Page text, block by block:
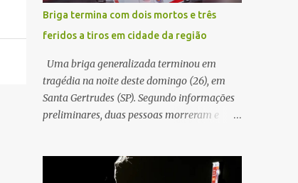
impacto. Com a violência da colisão, o
motociclista foi arremessado ao solo.
Testemunhas relataram que o capacete teria
se desprendido durante o acidente. O jovem
sofreu ferimentos gravíssimos e morreu
ainda no local. Equipes de resgate e de
atendimento da concessionária responsável
socorro à vítima. No entanto, o óbito foi
constatado ainda no local do acidente. A
Briga termina com dois mortos e três
feridos a tiros em cidade da região
Uma briga generalizada terminou em
tragédia na noite deste domingo (26), em
Santa Gertrudes (SP). Segundo informações
preliminares, duas pessoas morreram e
adega. O caso aconteceu por volta das